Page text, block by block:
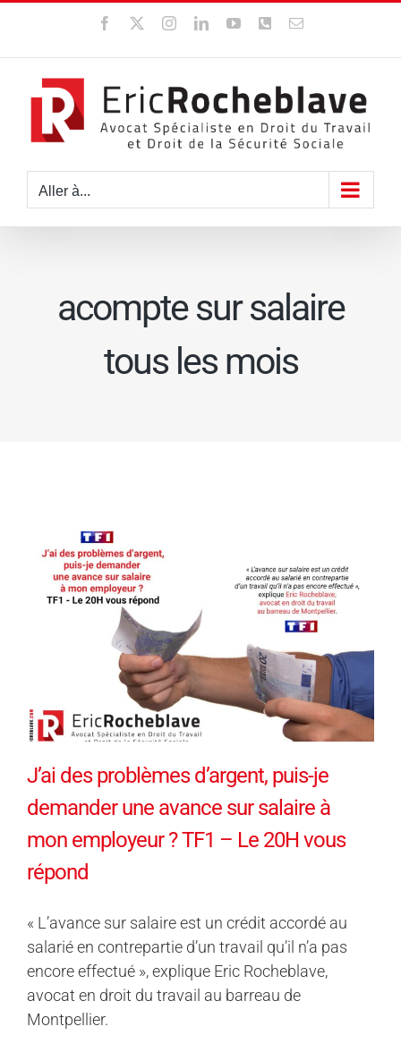
contenu
Facebook InstagramLinkedInYouTubeWhatsApp
Email
Aller à...
acompte sur salaire
tous les mois
J’ai des problèmes d’argent, puis-je
demander une avance sur salaire à
mon employeur ? TF1 – Le 20H vous
répond
« L’avance sur salaire est un crédit accordé au
salarié en contrepartie d’un travail qu’il n’a pas
encore effectué », explique Eric Rocheblave,
avocat en droit du travail au barreau de
Montpellier.